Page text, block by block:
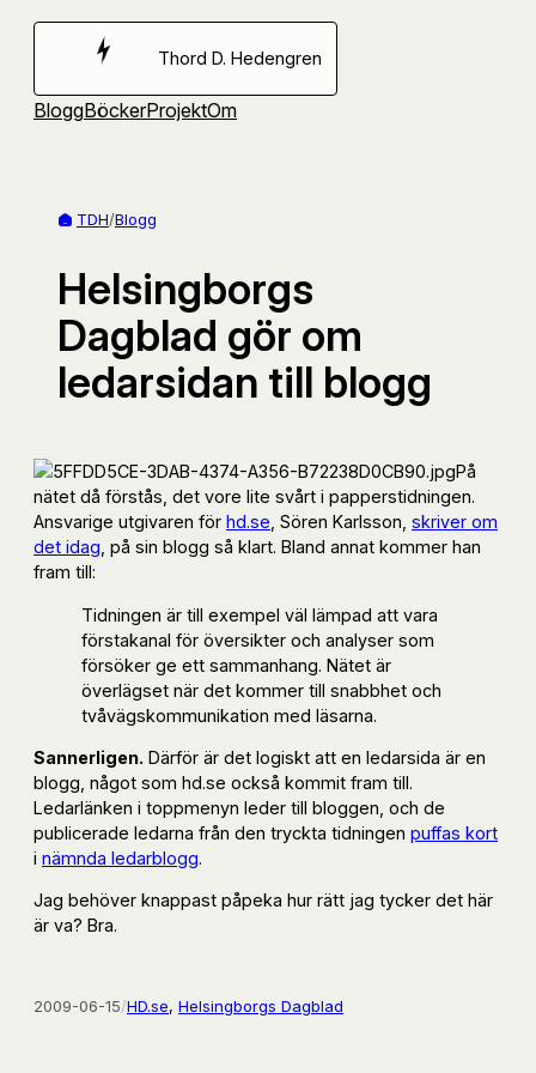
Hoppa
Thord D. Hedengren
BloggBöckerProjektOm
TDH/Blogg
Helsingborgs
Dagblad gör om
ledarsidan till blogg
På
nätet då förstås, det vore lite svårt i papperstidningen.
Ansvarige utgivaren för hd.se , Sören Karlsson, skriver om
det idag , på sin blogg så klart. Bland annat kommer han
fram till:
Tidningen är till exempel väl lämpad att vara
förstakanal för översikter och analyser som
försöker ge ett sammanhang. Nätet är
överlägset när det kommer till snabbhet och
tvåvägskommunikation med läsarna.
Sannerligen. Därför är det logiskt att en ledarsida är en
blogg, något som hd.se också kommit fram till.
Ledarlänken i toppmenyn leder till bloggen, och de
publicerade ledarna från den tryckta tidningen puffas kort
i nämnda ledarblogg.
Jag behöver knappast påpeka hur rätt jag tycker det här
är va? Bra.
2009-06-15/HD.se, Helsingborgs Dagblad